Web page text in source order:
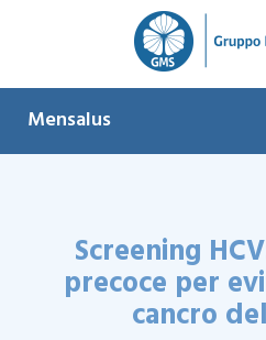
Mensalus
Screening
precoce per
cancro